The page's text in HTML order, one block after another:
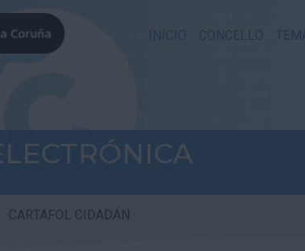
INICIO CONCELLO
CARTAFOL CIDADÁN